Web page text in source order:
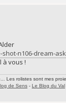
n106-dream-
à vous !
Les rolistes sont mes
de Sens - Le Blog du Val